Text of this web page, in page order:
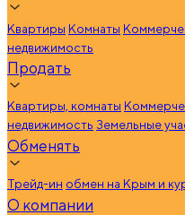
Квартиры Комнаты
недвижимость
Продать
Квартиры, комнаты
недвижимость Земельные
Обменять
Трейд-ин обмен на Крым и
О компании